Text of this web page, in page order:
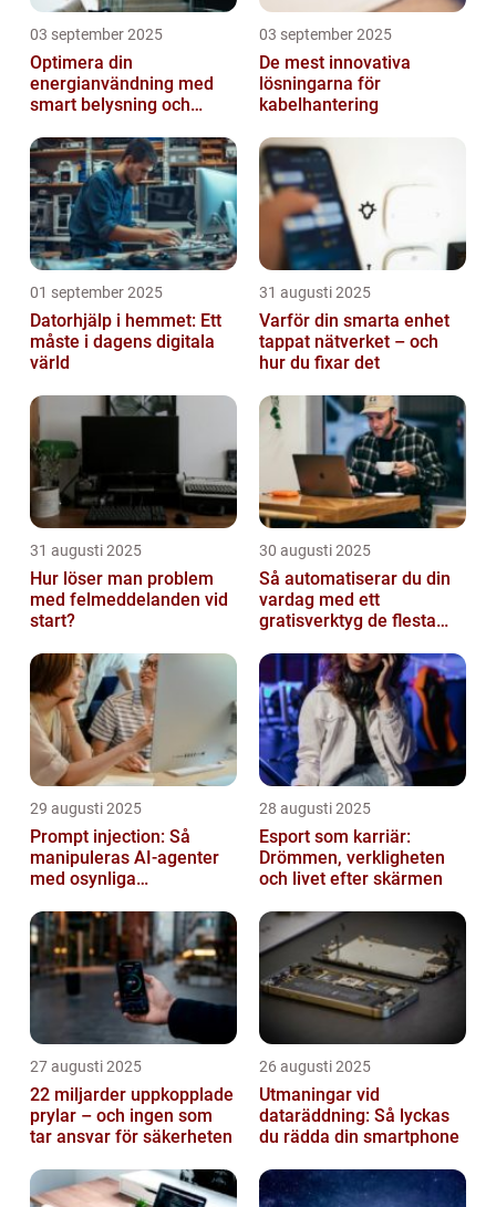
03 september 2025
Optimera din
energianvändning med
smart belysning och
03 september 2025
De mest innovativa
lösningarna för
kabelhantering
01 september 2025
Datorhjälp i hemmet: Ett
måste i dagens digitala
värld
31 augusti 2025
Varför din smarta enhet
tappat nätverket – och
hur du fixar det
31 augusti 2025
Hur löser man problem
med felmeddelanden vid
start?
30 augusti 2025
Så automatiserar du din
vardag med ett
gratisverktyg de flesta
29 augusti 2025
Prompt injection: Så
manipuleras AI-agenter
med osynliga
28 augusti 2025
Esport som karriär:
Drömmen, verkligheten
och livet efter skärmen
27 augusti 2025
22 miljarder uppkopplade
prylar – och ingen som
tar ansvar för säkerheten
26 augusti 2025
Utmaningar vid
dataräddning: Så lyckas
du rädda din smartphone